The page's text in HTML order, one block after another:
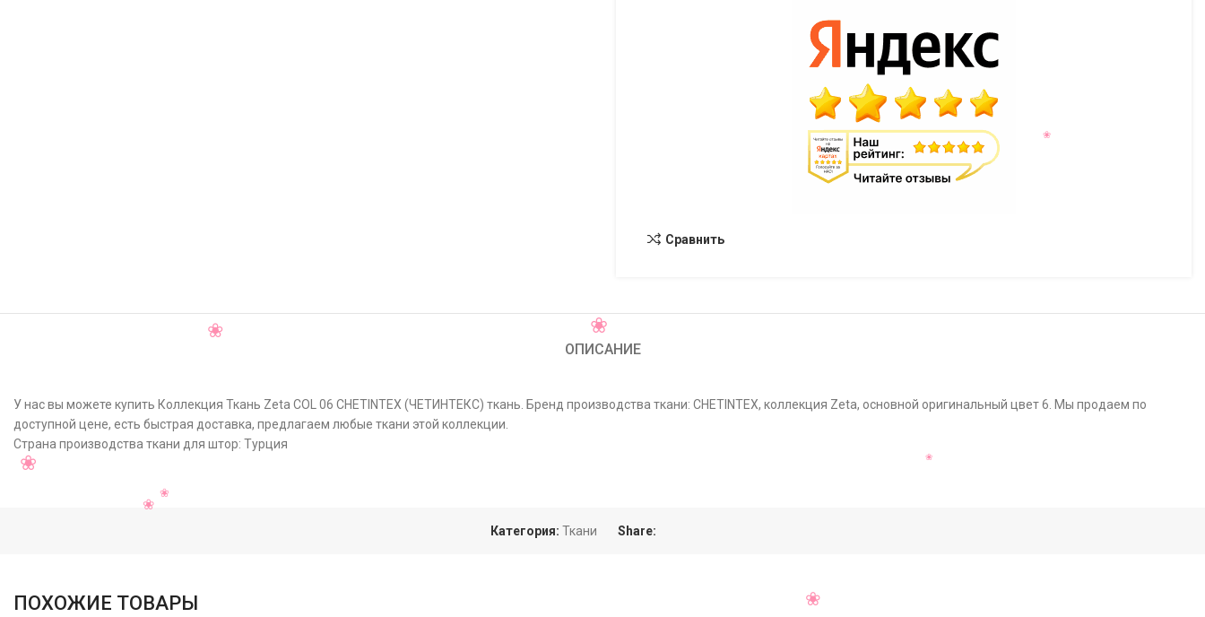
Сравнить
ОПИСАНИЕ
У нас вы можете купить Коллекция Ткань Zeta COL 06 CHETINTEX (ЧЕТИНТЕКС) ткань. Бренд производства ткани: CHETINTEX, коллекция Zeta, основной оригинальный цвет 6. Мы продаем по
доступной цене, есть быстрая доставка, предлагаем любые ткани этой коллекции.
Страна производства ткани для штор: Турция
Категория: Ткани Share:
ПОХОЖИЕ ТОВАРЫ